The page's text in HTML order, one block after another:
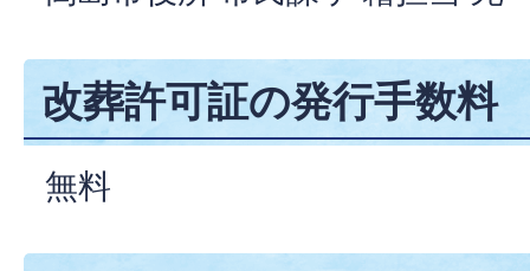
改葬許可証の発行手数料
無料